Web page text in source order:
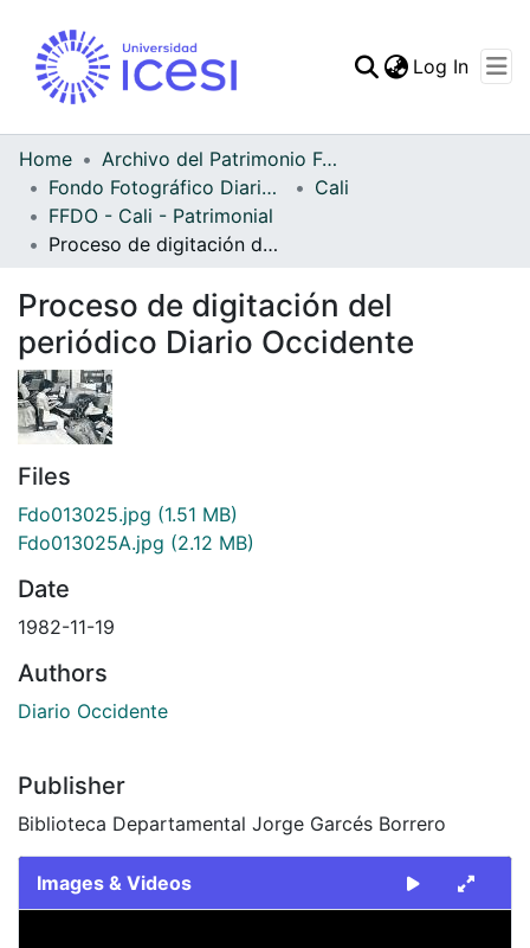
Statistics
Log In
Home
Archivo del Patrimonio Fotográfico y Fílmico del Valle del Cauca
Fondo Fotográfico Diario Occidente
Cali
FFDO - Cali - Patrimonial
Proceso de digitación del periódico Diario Occidente
Proceso de digitación del
periódico Diario Occidente
Files
Fdo013025.jpg (1.51 MB)
Fdo013025A.jpg (2.12 MB)
Date
1982-11-19
Authors
Diario Occidente
Publisher
Biblioteca Departamental Jorge Garcés Borrero
Images & Videos